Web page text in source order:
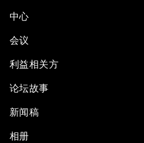
中心
会议
利益相关方
论坛故事
新闻稿
相册